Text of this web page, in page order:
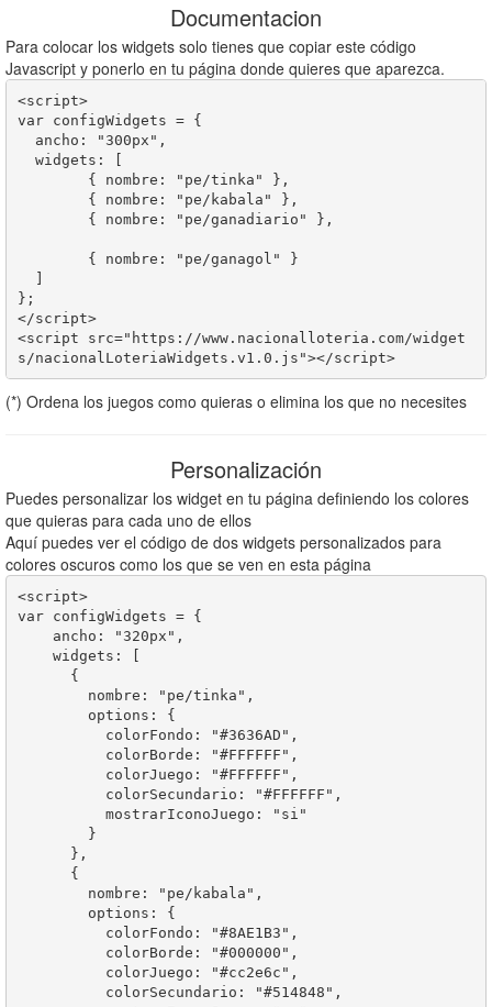
Documentacion
Para colocar los widgets solo tienes que copiar este código
Javascript y ponerlo en tu página donde quieres que aparezca.
<script>
var configWidgets = {
};
</script>
<script src="https://www.nacionalloteria.com/widget
s/nacionalLoteriaWidgets.v1.0.js"></script>
(*) Ordena los juegos como quieras o elimina los que no necesites
Personalización
Puedes personalizar los widget en tu página definiendo los colores
que quieras para cada uno de ellos
Aquí puedes ver el código de dos widgets personalizados para
colores oscuros como los que se ven en esta página
<script>
var configWidgets = {